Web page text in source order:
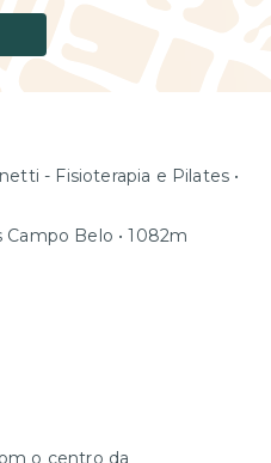
- Fisioterapia e Pilates •
Campo Belo • 1082m
o centro da